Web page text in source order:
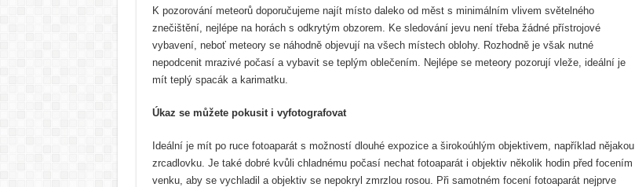
K pozorování meteorů doporučujeme najít místo daleko od měst s minimálním vlivem světelného
znečištění, nejlépe na horách s odkrytým obzorem. Ke sledování jevu není třeba žádné přístrojové
vybavení, neboť meteory se náhodně objevují na všech místech oblohy. Rozhodně je však nutné
nepodcenit mrazivé počasí a vybavit se teplým oblečením. Nejlépe se meteory pozorují vleže, ideální je
mít teplý spacák a karimatku.
Úkaz se můžete pokusit i vyfotografovat
Ideální je mít po ruce fotoaparát s možností dlouhé expozice a širokoúhlým objektivem, například nějakou
zrcadlovku. Je také dobré kvůli chladnému počasí nechat fotoaparát i objektiv několik hodin před focením
venku, aby se vychladil a objektiv se nepokryl zmrzlou rosou. Při samotném focení fotoaparát nejprve